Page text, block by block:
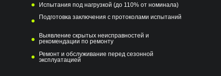
Испытания под нагрузкой (до 110% от номинала)
Подготовка заключения с протоколами испытаний
Выявление скрытых неисправностей и
рекомендации по ремонту
Ремонт и обслуживание перед сезонной
эксплуатацией